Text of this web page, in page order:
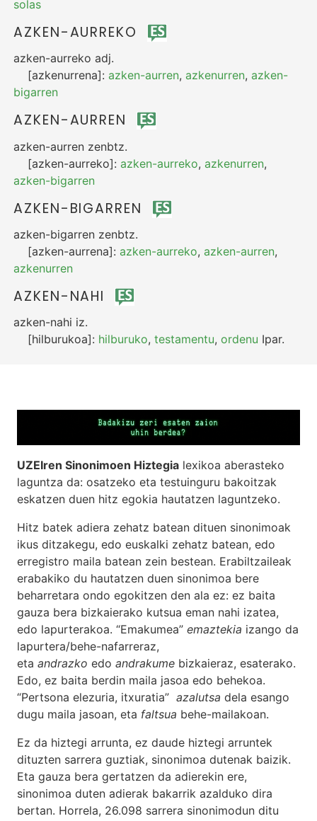
solas
AZKEN-AURREKO
azken-aurreko adj.
[azkenurrena]:azken-aurren,azkenurren,azken-
bigarren
AZKEN-AURREN
azken-aurren zenbtz.
[azken-aurreko]:azken-aurreko,azkenurren,
azken-bigarren
AZKEN-BIGARREN
azken-bigarren zenbtz.
[azken-aurrena]:azken-aurreko,azken-aurren,
azkenurren
AZKEN-NAHI
azken-nahi iz.
[hilburukoa]: hilburuko,testamentu,ordenu Ipar.
UZEIren Sinonimoen Hiztegia lexikoa aberasteko
laguntza da: osatzeko eta testuinguru bakoitzak
eskatzen duen hitz egokia hautatzen laguntzeko.
Hitz batek adiera zehatz batean dituen sinonimoak
ikus ditzakegu, edo euskalki zehatz batean, edo
erregistro maila batean zein bestean. Erabiltzaileak
erabakiko du hautatzen duen sinonimoa bere
beharretara ondo egokitzen den ala ez: ez baita
gauza bera bizkaierako kutsua eman nahi izatea,
edo lapurterakoa. “Emakumea” emaztekia izango da
lapurtera/behe-nafarreraz,
eta andrazko edo andrakume bizkaieraz, esaterako.
Edo, ez baita berdin maila jasoa edo behekoa.
“Pertsona elezuria, itxuratia” azalutsa dela esango
dugu maila jasoan, eta faltsua behe-mailakoan.
Ez da hiztegi arrunta, ez daude hiztegi arruntek
dituzten sarrera guztiak, sinonimoa dutenak baizik.
Eta gauza bera gertatzen da adierekin ere,
sinonimoa duten adierak bakarrik azalduko dira
bertan. Horrela, 26.098 sarrera sinonimodun ditu